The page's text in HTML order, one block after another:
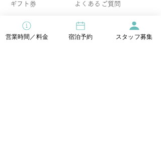
ギフト券 よくあるご質問
食物アレルギーについて
営業時間／料金 宿泊予約 スタッフ募集